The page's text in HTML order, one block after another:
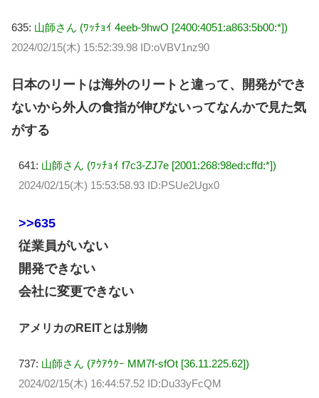
635: 山師さん (ﾜｯﾁｮｲ 4eeb-9hwO [2400:4051:a863:5b00:*])
2024/02/15(木) 15:52:39.98 ID:oVBV1nz90
日本のリートは海外のリートと違って、開発ができ
ないから外人の食指が伸びないってなんかで見た気
がする
641: 山師さん (ﾜｯﾁｮｲ f7c3-ZJ7e [2001:268:98ed:cffd:*])
2024/02/15(木) 15:53:58.93 ID:PSUe2Ugx0
>>635
従業員がいない
開発できない
会社に変更できない
アメリカのREITとは別物
737: 山師さん (ｱｳｱｳｸｰ MM7f-sfOt [36.11.225.62])
2024/02/15(木) 16:44:57.52 ID:Du33yFcQM